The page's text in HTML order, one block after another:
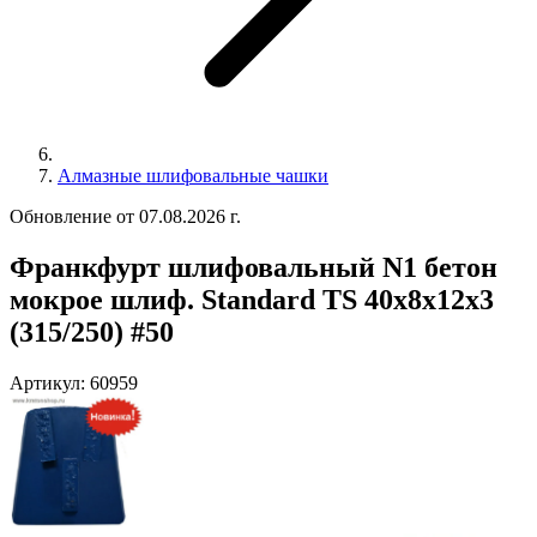
Алмазные шлифовальные чашки
Обновление от 07.08.2026 г.
Франкфурт шлифовальный N1 бетон
мокрое шлиф. Standard TS 40x8x12x3
(315/250) #50
Артикул: 60959